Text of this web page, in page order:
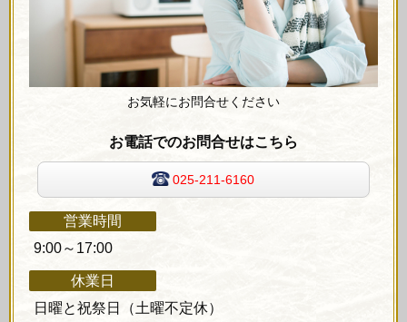
お気軽にお問合せください
お電話でのお問合せはこちら
025-211-6160
営業時間
9:00～17:00
休業日
日曜と祝祭日（土曜不定休）